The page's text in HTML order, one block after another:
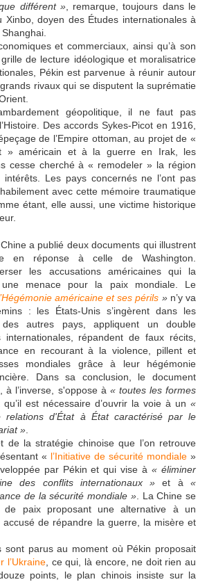
différent », remarque, toujours dans le
Xinbo, doyen des Études internationales à
et commerciaux, ainsi qu’à son
de lecture idéologique et moralisatrice
Pékin est parvenue à réunir autour
rivaux qui se disputent la suprématie
géopolitique, il ne faut pas
Des accords Sykes-Picot en 1916,
de l’Empire ottoman, au projet de «
» américain et à la guerre en Irak, les
cesse cherché à « remodeler » la région
Les pays concernés ne l’ont pas
avec cette mémoire traumatique
étant, elle aussi, une victime historique
a publié deux documents qui illustrent
en réponse à celle de Washington.
les accusations américaines qui la
une menace pour la paix mondiale. Le
américaine et ses périls »n’y va
: les États-Unis s’ingèrent dans les
des autres pays, appliquent un double
répandent de faux récits,
en recourant à la violence, pillent et
mondiales grâce à leur hégémonie
Dans sa conclusion, le document
à l’inverse, s'oppose à « toutes les formes
qu’il est nécessaire d’ouvrir la voie à un «
relations d'État à État caractérisé par le
»
de la stratégie chinoise que l’on retrouve
« l’Initiative de sécurité mondiale »
par Pékin et qui vise à« éliminer
des conflits internationaux » et à«
de la sécurité mondiale ». La Chine se
paix proposant une alternative à un
accusé de répandre la guerre, la misère et
sont parus au moment où Pékin proposait
l’Ukraine , ce qui, là encore, ne doit rien au
points, le plan chinois insiste sur la